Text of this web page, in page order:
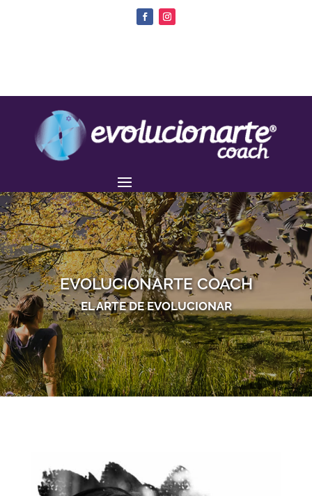
EVOLUCIONARTE COACH
EL ARTE DE EVOLUCIONAR